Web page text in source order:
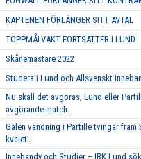
KAPTENEN FÖRLÄNGER SITT AVTAL
TOPPMÅLVAKT FORTSÄTTER I LUND
Skånemästare 2022
Studera i Lund och Allsvenskt
Nu skall det avgöras, Lund eller
avgörande match.
Galen vändning i Partille tvingar fram
kvalet!
Innebandy och Studier – IBK Lund